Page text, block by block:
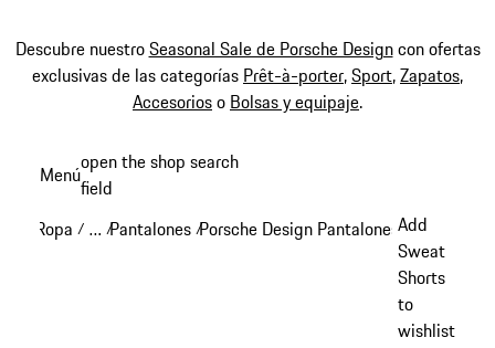
Descubre nuestroSeasonal Sale de Porsche Designcon ofertas
exclusivas de las categorías Prêt-à-porter,Sport,Zapatos,
Accesorioso Bolsas y equipaje.
principal
Menúopen the shop search
field
Ropa / …
Reveal collapsed breadcrumb items
/Pantalones /Porsche Design Pantalones/
Add
Sweat
Shorts
to
wishlist